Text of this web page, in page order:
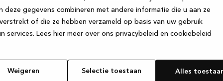
deze gegevens combineren met andere informatie die u aan ze
of die ze hebben verzameld op basis van uw gebruik
services. Lees hier meer over ons privacybeleid en cookiebeleid
Weigeren Selectie toestaan Alles
has occurred while loadingwww.kvik.nl (see the